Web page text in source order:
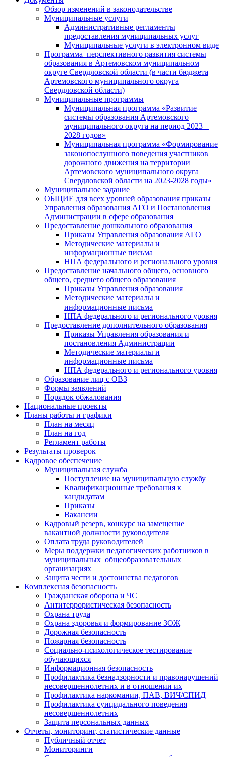
Обзор изменений в законодательстве
Муниципальные услуги
Административные регламенты
предоставления муниципальных услуг
Муниципальные услуги в электронном виде
Программа перспективного развития системы
образования в Артемовском муниципальном
округе Свердловской области (в части бюджета
Артемовского муниципального округа
Свердловской области)
Муниципальные программы
Муниципальная программа «Развитие
системы образования Артемовского
муниципального округа на период 2023 –
2028 годов»
Муниципальная программа «Формирование
законопослушного поведения участников
дорожного движения на территории
Артемовского муниципального округа
Свердловской области на 2023-2028 годы»
Муниципальное задание
ОБЩИЕ для всех уровней образования приказы
Управления образования АГО и Постановления
Администрации в сфере образования
Предоставление дошкольного образования
Приказы Управления образования АГО
Методические материалы и
информационные письма
НПА федерального и регионального уровня
Предоставление начального общего, основного
общего, среднего общего образования
Приказы Управления образования
Методические материалы и
информационные письма
НПА федерального и регионального уровня
Предоставление дополнительного образования
Приказы Управления образования и
постановления Администрации
Методические материалы и
информационные письма
НПА федерального и регионального уровня
Образование лиц с ОВЗ
Формы заявлений
Порядок обжалования
Национальные проекты
Планы работы и графики
План на месяц
План на год
Регламент работы
Результаты проверок
Кадровое обеспечение
Муниципальная служба
Поступление на муниципальную службу
Квалификационные требования к
кандидатам
Приказы
Вакансии
Кадровый резерв, конкурс на замещение
вакантной должности руководителя
Оплата труда руководителей
Меры поддержки педагогических работников в
муниципальных общеобразовательных
организациях
Защита чести и достоинства педагогов
Комплексная безопасность
Гражданская оборона и ЧС
Антитеррористическая безопасность
Охрана труда
Охрана здоровья и формирование ЗОЖ
Дорожная безопасность
Пожарная безопасность
Социально-психологическое тестирование
обучающихся
Информационная безопасность
Профилактика безнадзорности и правонарушений
несовершеннолетних и в отношении их
Профилактика наркомании, ПАВ, ВИЧ/СПИД
Профилактика суицидального поведения
несовершеннолетних
Защита персональных данных
Отчеты, мониторинг, статистические данные
Публичный отчет
Мониторинги